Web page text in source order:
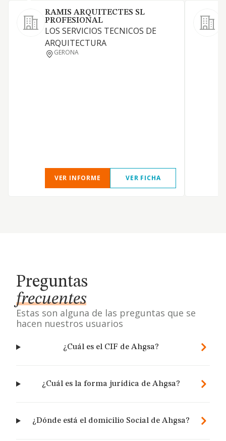
RAMIS ARQUITECTES SL
PROFESIONAL
LOS SERVICIOS TECNICOS DE
ARQUITECTURA
GERONA
VER INFORME VER FICHA
Preguntas
frecuentes
Estas son alguna de las preguntas que se
hacen nuestros usuarios
¿Cuál es el CIF de Ahgsa?
¿Cuál es la forma jurídica de Ahgsa?
¿Dónde está el domicilio Social de Ahgsa?